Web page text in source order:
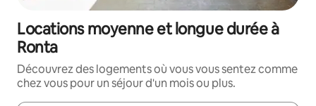
Locations moyenne et longue durée à
Ronta
Découvrez des logements où vous vous sentez comme
chez vous pour un séjour d'un mois ou plus.